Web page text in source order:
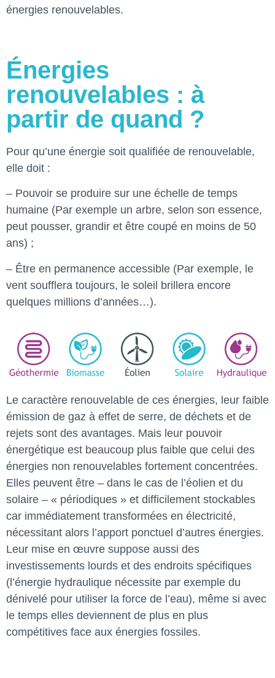
énergies renouvelables.
Énergies
renouvelables : à
partir de quand ?
Pour qu’une énergie soit qualifiée de renouvelable,
elle doit :
– Pouvoir se produire sur une échelle de temps
humaine (Par exemple un arbre, selon son essence,
peut pousser, grandir et être coupé en moins de 50
ans) ;
– Être en permanence accessible (Par exemple, le
vent soufflera toujours, le soleil brillera encore
quelques millions d’années…).
Le caractère renouvelable de ces énergies, leur faible
émission de gaz à effet de serre, de déchets et de
rejets sont des avantages. Mais leur pouvoir
énergétique est beaucoup plus faible que celui des
énergies non renouvelables fortement concentrées.
Elles peuvent être – dans le cas de l’éolien et du
solaire – « périodiques » et difficilement stockables
car immédiatement transformées en électricité,
nécessitant alors l’apport ponctuel d’autres énergies.
Leur mise en œuvre suppose aussi des
investissements lourds et des endroits spécifiques
(l’énergie hydraulique nécessite par exemple du
dénivelé pour utiliser la force de l’eau), même si avec
le temps elles deviennent de plus en plus
compétitives face aux énergies fossiles.